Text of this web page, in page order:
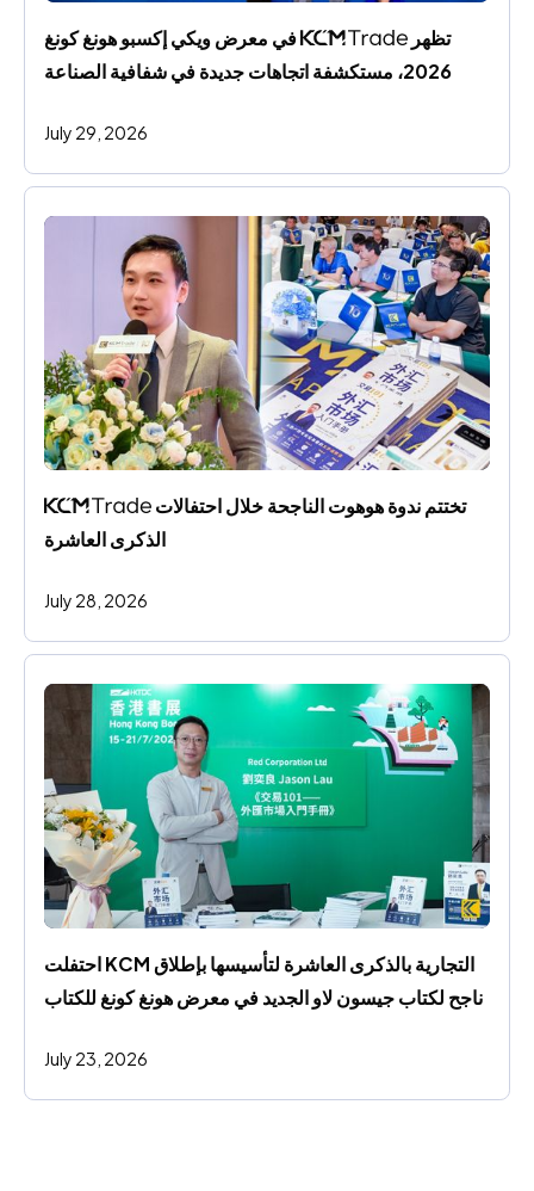
تظهر
في معرض ويكي إكسبو هونغ كونغ
2026، مستكشفة اتجاهات جديدة في شفافية الصناعة
July 29, 2026
الذكرى العاشرة
July 28, 2026
احتفلت KCM التجارية بالذكرى العاشرة لتأسيسها بإطلاق
ناجح لكتاب جيسون لاو الجديد في معرض هونغ كونغ للكتاب
July 23, 2026